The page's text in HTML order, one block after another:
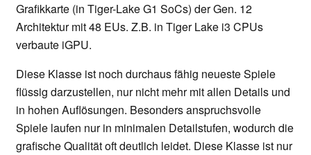
Grafikkarte (in Tiger-Lake G1 SoCs) der Gen. 12
Architektur mit 48 EUs. Z.B. in Tiger Lake i3 CPUs
verbaute iGPU.
Diese Klasse ist noch durchaus fähig neueste Spiele
flüssig darzustellen, nur nicht mehr mit allen Details und
in hohen Auflösungen. Besonders anspruchsvolle
Spiele laufen nur in minimalen Detailstufen, wodurch die
grafische Qualität oft deutlich leidet. Diese Klasse ist nur